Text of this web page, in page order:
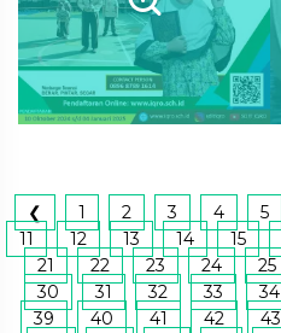
❮ 1 2 3 4 5
11
12 13 14 15
21
22 23 24 25
30
31 32 33 34
39
40 41 42 43